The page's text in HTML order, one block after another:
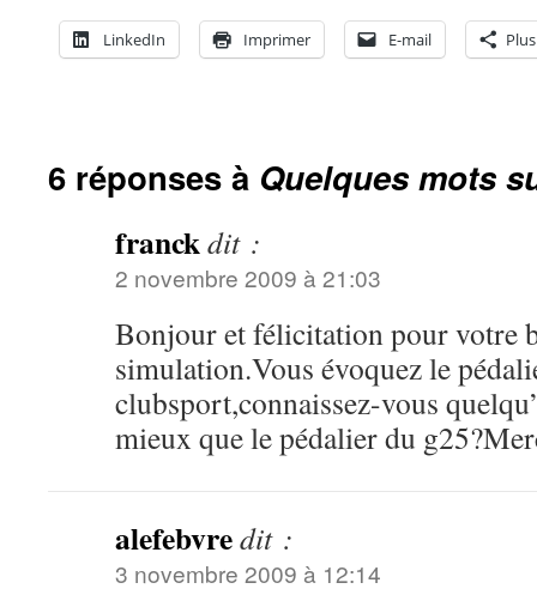
LinkedIn Imprimer E-mail Plus
6 réponses à Quelques mots
franckdit :
2 novembre 2009 à 21:03
Bonjour et félicitation pour votre
simulation.Vous évoquez le
clubsport,connaissez-vous
mieux que le pédalier du
alefebvredit :
3 novembre 2009 à 12:14